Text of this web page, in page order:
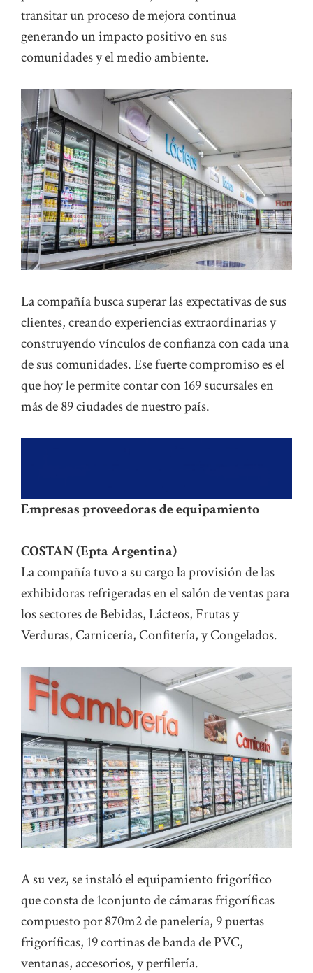
transitar un proceso de mejora continua
generando un impacto positivo en sus
comunidades y el medio ambiente.
La compañía busca superar las expectativas de sus
clientes, creando experiencias extraordinarias y
construyendo vínculos de confianza con cada una
de sus comunidades. Ese fuerte compromiso es el
que hoy le permite contar con 169 sucursales en
más de 89 ciudades de nuestro país.
Empresas proveedoras de equipamiento
COSTAN (Epta Argentina)
La compañía tuvo a su cargo la provisión de las
exhibidoras refrigeradas en el salón de ventas para
los sectores de Bebidas, Lácteos, Frutas y
Verduras, Carnicería, Confitería, y Congelados.
A su vez, se instaló el equipamiento frigorífico
que consta de 1conjunto de cámaras frigoríficas
compuesto por 870m2 de panelería, 9 puertas
frigoríficas, 19 cortinas de banda de PVC,
ventanas, accesorios, y perfilería.